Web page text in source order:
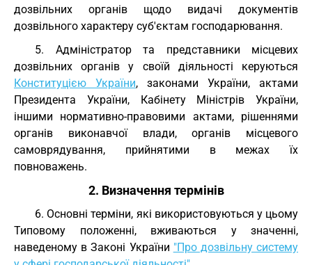
дозвільних органів щодо видачі документів
дозвільного характеру суб'єктам господарювання.
5. Адміністратор та представники місцевих
дозвільних органів у своїй діяльності керуються
Конституцією України, законами України, актами
Президента України, Кабінету Міністрів України,
іншими нормативно-правовими актами, рішеннями
органів виконавчої влади, органів місцевого
самоврядування, прийнятими в межах їх
повноважень.
2. Визначення термінів
6. Основні терміни, які використовуються у цьому
Типовому положенні, вживаються у значенні,
наведеному в Законі України "Про дозвільну систему